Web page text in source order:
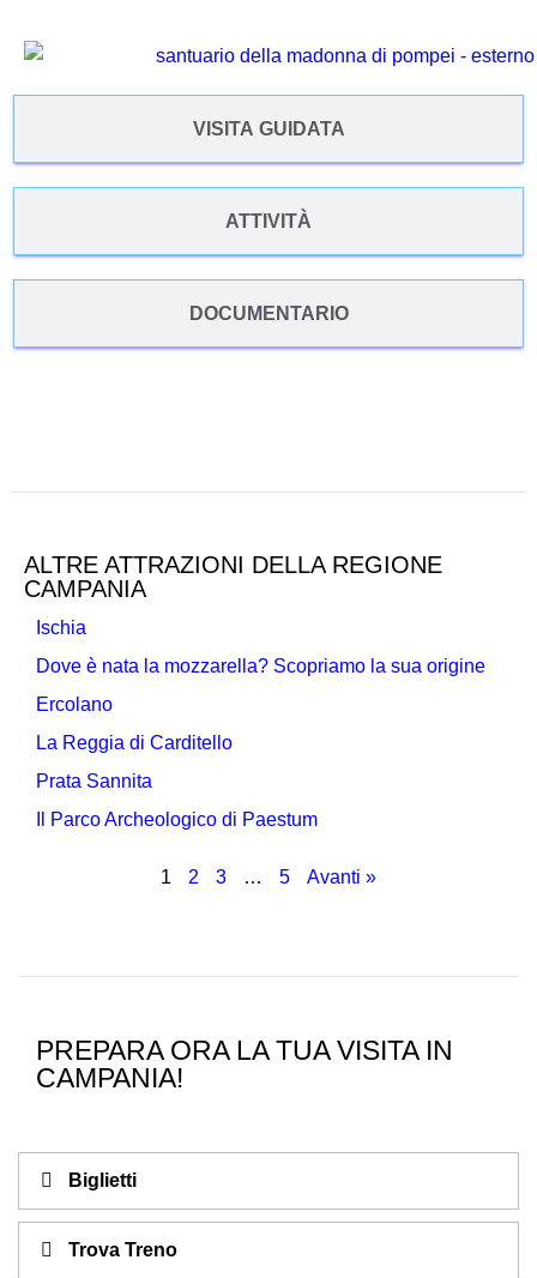
VISITA GUIDATA
ATTIVITÀ
DOCUMENTARIO
ALTRE ATTRAZIONI DELLA REGIONE
CAMPANIA
Ischia
Dove è nata la mozzarella? Scopriamo la sua origine
Ercolano
La Reggia di Carditello
Prata Sannita
Il Parco Archeologico di Paestum
1 2 3 … 5 Avanti »
PREPARA ORA LA TUA VISITA IN
CAMPANIA!
Biglietti
Trova Treno